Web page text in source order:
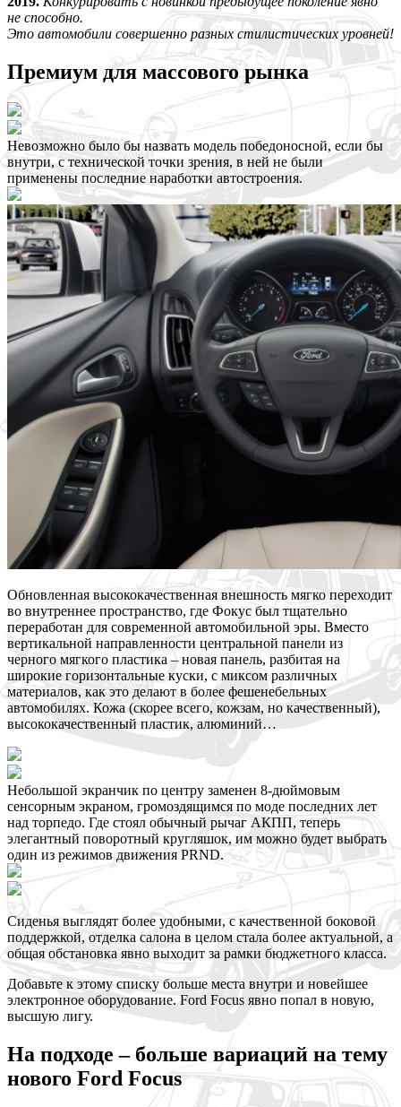
не способно.
Это автомобили совершенно разных стилистических уровней!
Премиум для массового рынка
Невозможно было бы назвать модель победоносной, если бы
внутри, с технической точки зрения, в ней не были
применены последние наработки автостроения.
Обновленная высококачественная внешность мягко переходит
во внутреннее пространство, где Фокус был тщательно
переработан для современной автомобильной эры. Вместо
вертикальной направленности центральной панели из
черного мягкого пластика – новая панель, разбитая на
широкие горизонтальные куски, с миксом различных
материалов, как это делают в более фешенебельных
автомобилях. Кожа (скорее всего, кожзам, но качественный),
высококачественный пластик, алюминий…
Небольшой экранчик по центру заменен 8-дюймовым
сенсорным экраном, громоздящимся по моде последних лет
над торпедо. Где стоял обычный рычаг АКПП, теперь
элегантный поворотный кругляшок, им можно будет выбрать
один из режимов движения PRND.
Сиденья выглядят более удобными, с качественной боковой
поддержкой, отделка салона в целом стала более актуальной, а
общая обстановка явно выходит за рамки бюджетного класса.
Добавьте к этому списку больше места внутри и новейшее
электронное оборудование. Ford Focus явно попал в новую,
высшую лигу.
На подходе – больше вариаций на тему
нового Ford Focus